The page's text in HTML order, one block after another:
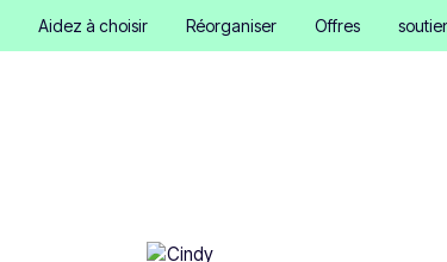
Aidez à choisir Réorganiser Offres